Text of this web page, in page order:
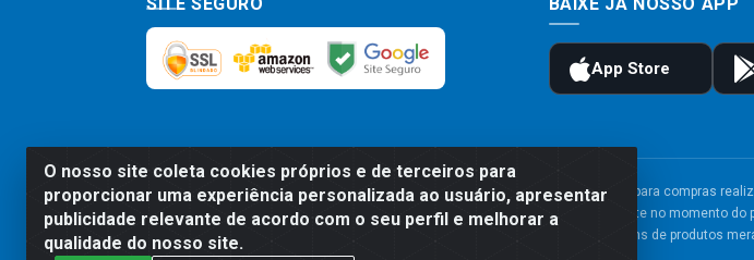
O nosso site coleta cookies próprios e de terceiros para
proporcionar uma experiência personalizada ao usuário, apresentar
publicidade relevante de acordo com o seu perfil e melhorar a
qualidade do nosso site.
Preços, promoções, condições de pagamento e frete são válidos para compras
será válido o preço que for exibido no carrinho de compras do site no momento
Imagens de produtos